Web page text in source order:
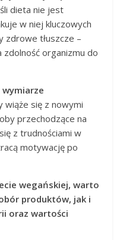
dieta nie jest
w niej kluczowych
zdrowe tłuszcze –
zdolność organizmu do
wiąże się z nowymi
przechodzące na
z trudnościami w
motywację po
wegańskiej, warto
produktów, jak i
oraz wartości